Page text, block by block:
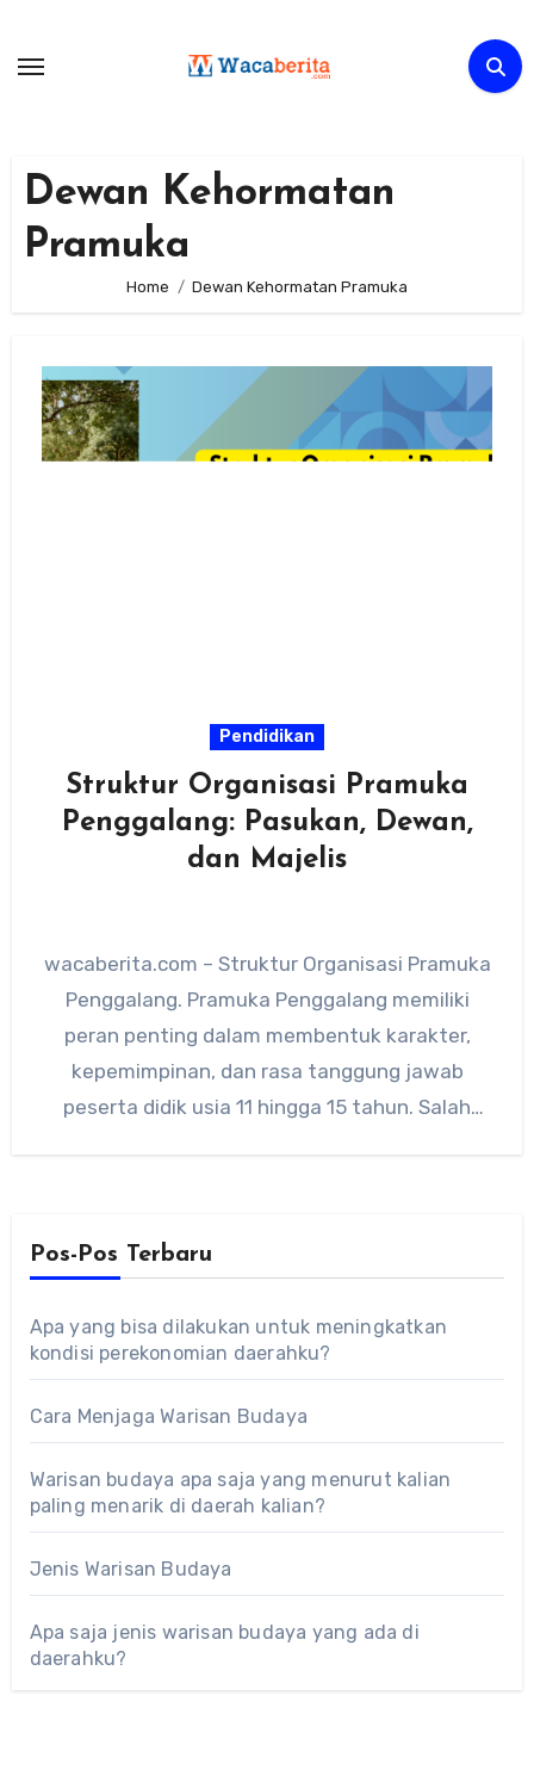
content
Dewan Kehormatan
Pramuka
Home Dewan Kehormatan Pramuka
Pendidikan
Struktur Organisasi Pramuka
Penggalang: Pasukan, Dewan,
dan Majelis
wacaberita.com – Struktur Organisasi Pramuka
Penggalang. Pramuka Penggalang memiliki
peran penting dalam membentuk karakter,
kepemimpinan, dan rasa tanggung jawab
peserta didik usia 11 hingga 15 tahun. Salah
Pos-Pos Terbaru
Apa yang bisa dilakukan untuk meningkatkan
kondisi perekonomian daerahku?
Cara Menjaga Warisan Budaya
Warisan budaya apa saja yang menurut kalian
paling menarik di daerah kalian?
Jenis Warisan Budaya
Apa saja jenis warisan budaya yang ada di
daerahku?